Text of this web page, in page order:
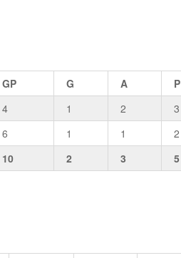
GP G A P
4 1 2 3
6 1 1 2
10 2 3 5